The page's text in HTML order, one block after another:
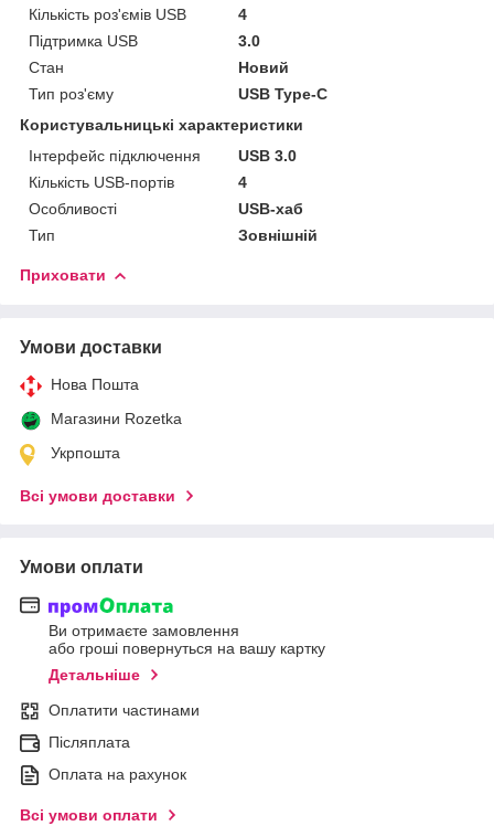
Кількість роз'ємів USB
4
Підтримка USB
3.0
Стан
Новий
Тип роз'єму
USB Type-C
Користувальницькі характеристики
Інтерфейс підключення
USB 3.0
Кількість USB-портів
4
Особливості
USB-хаб
Тип
Зовнішній
Приховати
Умови доставки
Нова Пошта
Магазини Rozetka
Укрпошта
Всі умови доставки
Умови оплати
Ви отримаєте замовлення
або гроші повернуться на вашу картку
Детальніше
Оплатити частинами
Післяплата
Оплата на рахунок
Всі умови оплати